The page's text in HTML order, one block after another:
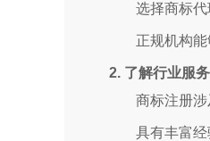
选择商标代
正规机构能
2. 了解行业服
商标注册涉
具有丰富经